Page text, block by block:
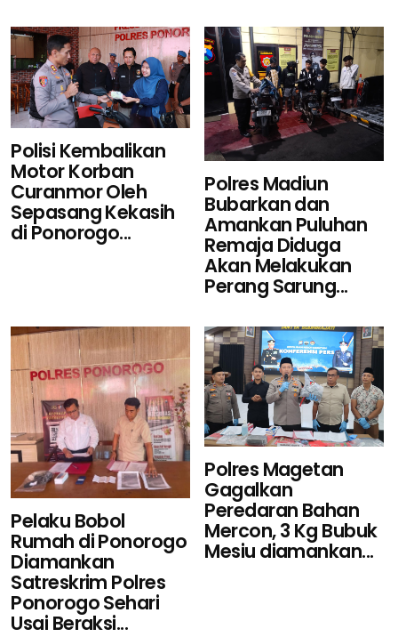
Polisi Kembalikan
Motor Korban
Curanmor Oleh
Sepasang Kekasih
di Ponorogo...
Polres Madiun
Bubarkan dan
Amankan Puluhan
Remaja Diduga
Akan Melakukan
Perang Sarung...
Pelaku Bobol
Rumah di Ponorogo
Diamankan
Satreskrim Polres
Ponorogo Sehari
Usai Beraksi...
Polres Magetan
Gagalkan
Peredaran Bahan
Mercon, 3 Kg Bubuk
Mesiu diamankan...